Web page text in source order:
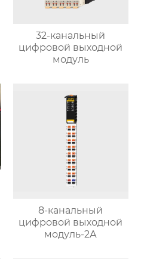
32-канальный
цифровой выходной
модуль
8-канальный
цифровой выходной
модуль-2А